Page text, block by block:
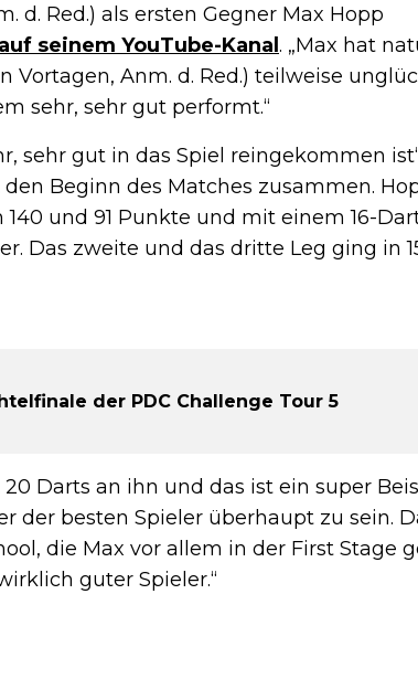
d. Red.) als ersten Gegner Max Hopp
seinem YouTube-Kanal. „Max hat
Vortagen, Anm. d. Red.) teilweise
sehr, sehr gut performt.“
sehr gut in das Spiel reingekommen
Beginn des Matches zusammen.
und 91 Punkte und mit einem 16-
Das zweite und das dritte Leg ging in
der PDC Challenge Tour 5
Darts an ihn und das ist ein super
der besten Spieler überhaupt zu sein.
die Max vor allem in der First Stage
guter Spieler.“